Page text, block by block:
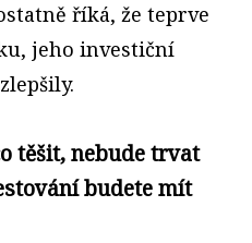
říká, že teprve
jeho investiční
těšit, nebude trvat
budete mít